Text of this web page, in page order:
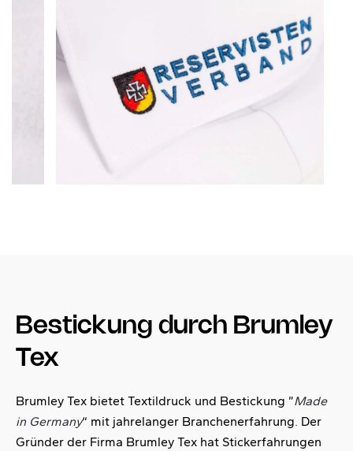
Bestickung durch Brumley
Tex
Brumley Tex bietet Textildruck und Bestickung ”Made
in Germany“ mit jahrelanger Branchenerfahrung. Der
Gründer der Firma Brumley Tex hat Stickerfahrungen